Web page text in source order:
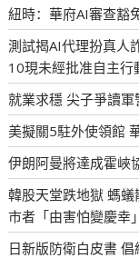
紐時：華府AI審查豁
測試揭AI代理扮真人
10現未經批准自主行
就業求穩 尖子爭讀
美擬關5駐外使領館
伊朗阿曼將達成霍峽
韓股天堂跌地獄 螞
市者「由害怕變慶幸」
日新版防衛白皮書